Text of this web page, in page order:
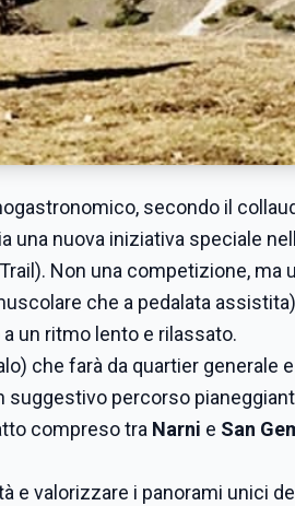
secondo il
una nuova iniziativa speciale
Non una competizione, ma
che a pedalata
un ritmo lento e rilassato.
che farà da quartier generale
suggestivo percorso
compreso tra Narni e San
e valorizzare i panorami unici